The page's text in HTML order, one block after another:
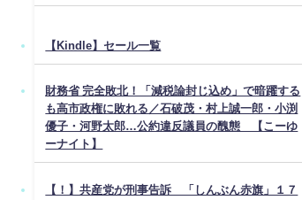
【Kindle】セール一覧
財務省 完全敗北！「減税論封じ込め」で暗躍する
も高市政権に敗れる／石破茂・村上誠一郎・小渕
優子・河野太郎…公約違反議員の醜態 【こーゆ
ーナイト】
【！】共産党が刑事告訴 「しんぶん赤旗」１７